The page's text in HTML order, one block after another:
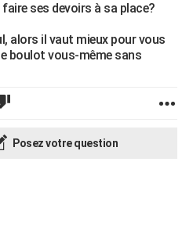
ses devoirs à sa place?
alors il vaut mieux pour vous
boulot vous-même sans
Posez votre question